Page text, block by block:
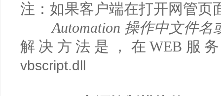
注：如果客户端在打开网管页
Automation 操作中文件名
解决方法是，在WEB 服
vbscript.dll